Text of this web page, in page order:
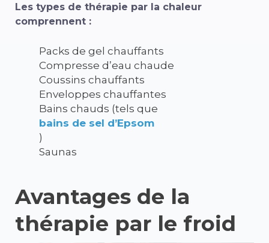
Les types de thérapie par la chaleur
comprennent :
Packs de gel chauffants
Compresse d’eau chaude
Coussins chauffants
Enveloppes chauffantes
Bains chauds (tels que
bains de sel d’Epsom
)
Saunas
Avantages de la
thérapie par le froid